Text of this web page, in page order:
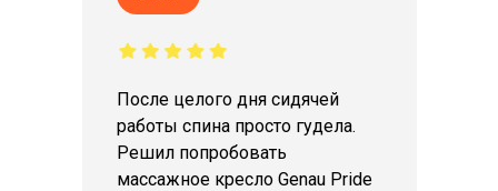
После целого дня сидячей
работы спина просто гудела.
Решил попробовать
массажное кресло Genau Pride